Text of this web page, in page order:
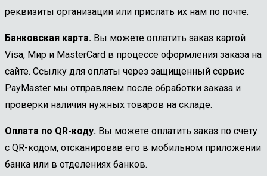
реквизиты организации или прислать их нам по почте.
Банковская карта. Вы можете оплатить заказ картой
Visa, Мир и MasterCard в процессе оформления заказа на
сайте. Ссылку для оплаты через защищенный сервис
PayMaster мы отправляем после обработки заказа и
проверки наличия нужных товаров на складе.
Оплата по QR-коду. Вы можете оплатить заказ по счету
с QR-кодом, отсканировав его в мобильном приложении
банка или в отделениях банков.